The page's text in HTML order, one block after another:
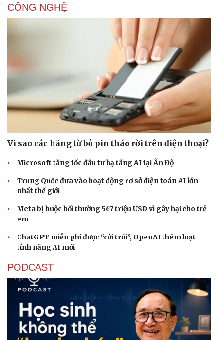
Doanh nghiệp 24h
Doanh nhân
Vì cộng đồng
Công nghệ
Sành điệu
Tin Công nghệ
Trải nghiệm
Chuyển đổi số
CÔNG NGHỆ
Vì sao các hãng từ bỏ pin tháo rời trên điện thoại?
Microsoft tăng tốc đầu tư hạ tầng AI tại Ấn Độ
Trung Quốc đưa vào hoạt động cơ sở điện toán AI lớn
nhất thế giới
Meta bị buộc bồi thường 567 triệu USD vì gây hại cho trẻ
em
ChatGPT miễn phí được “cởi trói”, OpenAI thêm loạt
tính năng AI mới
PODCAST